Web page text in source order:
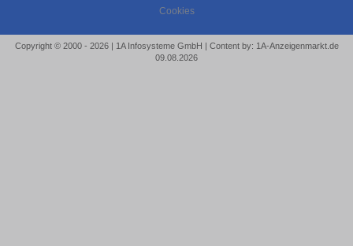
Cookies
Copyright © 2000 - 2026 | 1A Infosysteme GmbH | Content by: 1A-Anzeigenmarkt.de
09.08.2026